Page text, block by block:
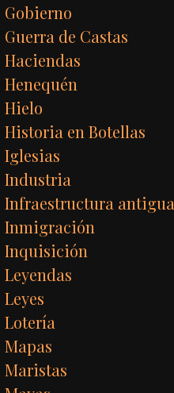
Gobierno
Guerra de Castas
Haciendas
Henequén
Hielo
Historia en Botellas
Iglesias
Industria
Infraestructura antigua
Inmigración
Inquisición
Leyendas
Leyes
Lotería
Mapas
Maristas